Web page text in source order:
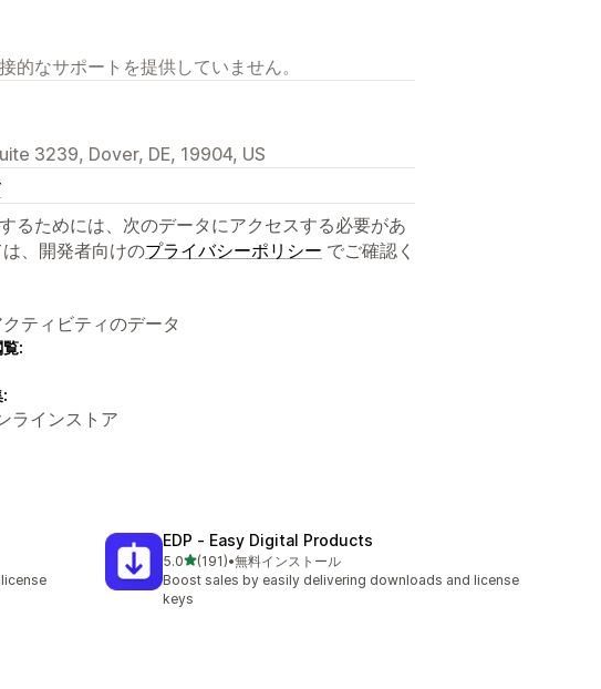
的なサポートを提供していません。
3239, Dover, DE, 19904, US
るためには、次のデータにアクセスする必要があ
、開発者向けのプライバシーポリシー でご確認く
ティビティのデータ
:
ラインストア
EDP ‑ Easy Digital Products
5.05つ星中
(191)
合計レビュー数：191件
•無料インストール
Boost sales by easily delivering downloads and license
keys